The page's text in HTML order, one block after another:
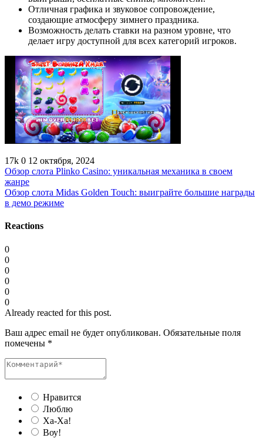
Отличная графика и звуковое сопровождение,
создающие атмосферу зимнего праздника.
Возможность делать ставки на разном уровне, что
делает игру доступной для всех категорий игроков.
17k 0 12 октября, 2024
Обзор слота Plinko Casino: уникальная механика в своем
жанре
Обзор слота Midas Golden Touch: выиграйте большие награды
в демо режиме
Reactions
0
0
0
0
0
0
Already reacted for this post.
Ваш адрес email не будет опубликован. Обязательные поля
помечены *
Нравится
Люблю
Ха-Ха!
Воу!